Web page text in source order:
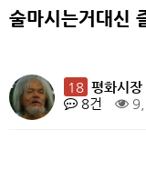
술마시는거대신
18 평화시장
8건